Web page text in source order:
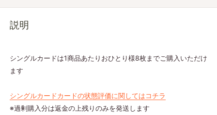
説明
シングルカードは1商品あたりおひとり様8枚までご購入いただけ
ます
シングルカードカードの状態評価に関してはコチラ
※過剰購入分は返金の上残りのみを発送します